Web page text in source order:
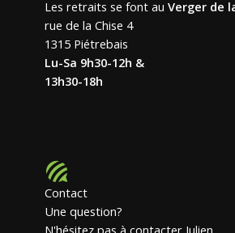
Les retraits se font au Verger de
rue de la Chise 4
1315 Piétrebais
Lu-Sa 9h30-12h &
13h30-18h
Contact
Une question?
N'hésitez pas à contacter Julien